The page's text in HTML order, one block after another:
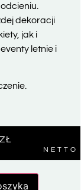
dekoracji
jak i
letnie i
ZŁ
NETTO